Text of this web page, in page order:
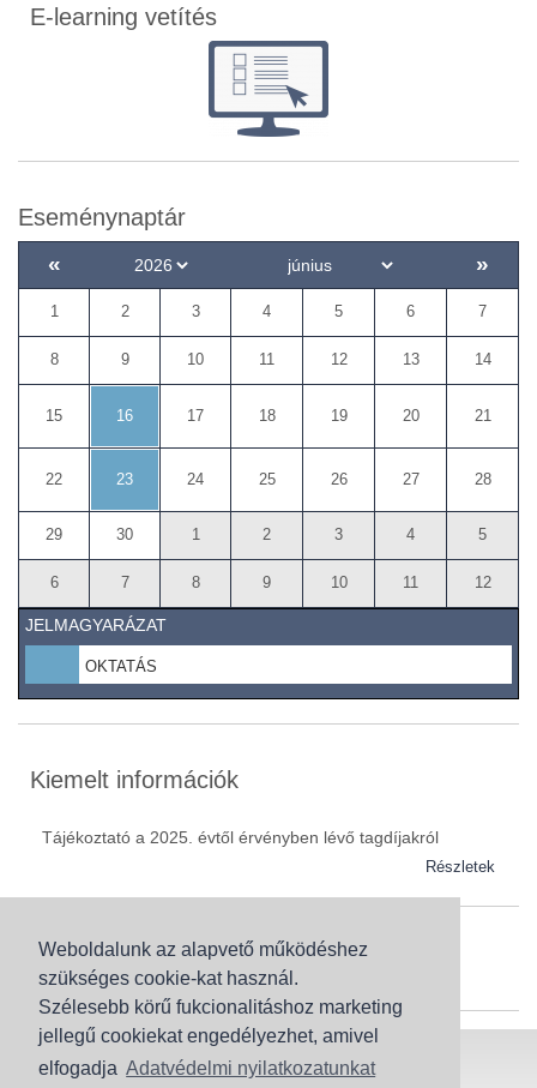
Weboldalunk az alapvető működéshez
szükséges cookie-kat használ.
Szélesebb körű fukcionalitáshoz marketing
jellegű cookiekat engedélyezhet, amivel
elfogadja Adatvédelmi nyilatkozatunkat
E-learning vetítés
Eseménynaptár
« »
1 2 3 4 5 6 7
8 9 10 11 12 13 14
15 16 17 18 19 20 21
22 23 24 25 26 27 28
29 30 1 2 3 4 5
6 7 8 9 10 11 12
JELMAGYARÁZAT
OKTATÁS
Kiemelt információk
Tájékoztató a 2025. évtől érvényben lévő tagdíjakról
Részletek
Szaknévsor
Szaknévsorunk folyamatosan bővül.
Baranya (62)
Bács-Kiskun (43)
Honlaptérkép Adatvédelem